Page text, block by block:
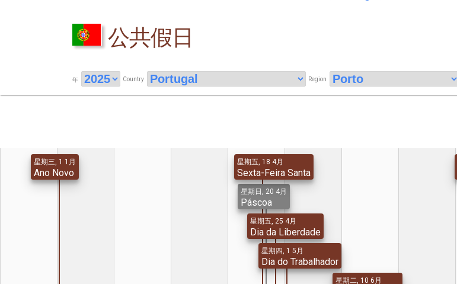
公共假日
年 Country Region
星期三, 1 1月
Ano Novo
星期五, 18 4月
Sexta-Feira Santa
星期日, 20 4月
Páscoa
星期五, 25 4月
Dia da Liberdade
星期四, 1 5月
Dia do Trabalhador
星期二, 10 6月